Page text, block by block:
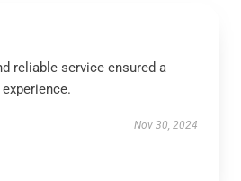
reliable service ensured a
Nov 30, 2024